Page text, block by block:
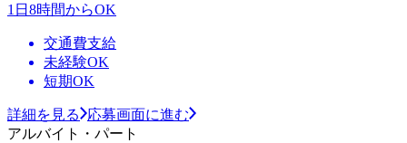
1日8時間からOK
交通費支給
未経験OK
短期OK
詳細を見る
応募画面に進む
アルバイト・パート